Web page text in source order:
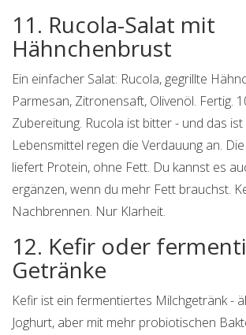
11. Rucola-Salat mit
Hähnchenbrust
Ein einfacher Salat: Rucola, gegrillte
Parmesan, Zitronensaft, Olivenöl. Fertig.
Zubereitung. Rucola ist bitter - und das
Lebensmittel regen die Verdauung an.
liefert Protein, ohne Fett. Du kannst es
ergänzen, wenn du mehr Fett brauchst.
Nachbrennen. Nur Klarheit.
12. Kefir oder
Getränke
Kefir ist ein fermentiertes Milchgetränk -
Joghurt, aber mit mehr probiotischen